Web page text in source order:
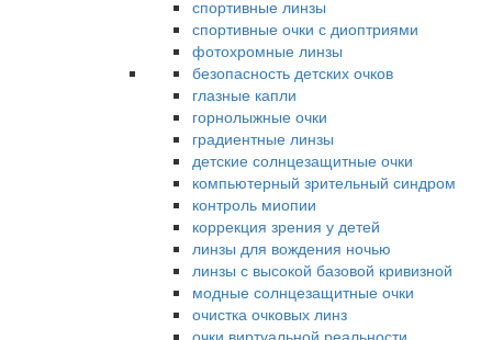
спортивные линзы
спортивные очки с диоптриями
фотохромные линзы
безопасность детских очков
глазные капли
горнолыжные очки
градиентные линзы
детские солнцезащитные очки
компьютерный зрительный синдром
контроль миопии
коррекция зрения у детей
линзы для вождения ночью
линзы с высокой базовой кривизной
модные солнцезащитные очки
очистка очковых линз